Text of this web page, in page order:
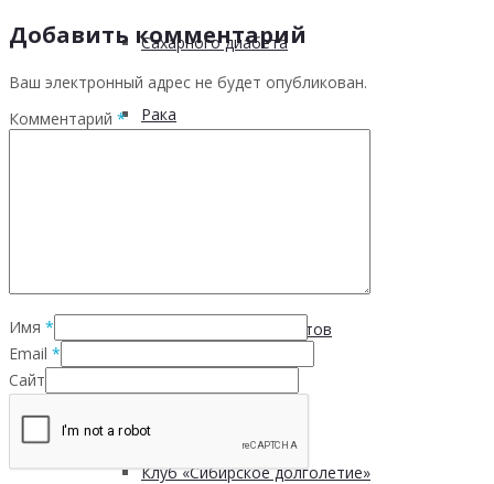
Сахарного диабета
Рака
Безопасность пациентов
Школа ХНИЗ
Клуб «Сибирское долголетие»
Добавить комментарий
Ваш электронный адрес не будет опубликован.
Комментарий *
Имя *
Email *
Сайт